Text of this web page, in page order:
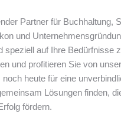
Partner für Buchhaltung,
und
speziell auf Ihre Bedürfnisse
und profitieren Sie von
heute für eine
Lösungen finden,
fördern.